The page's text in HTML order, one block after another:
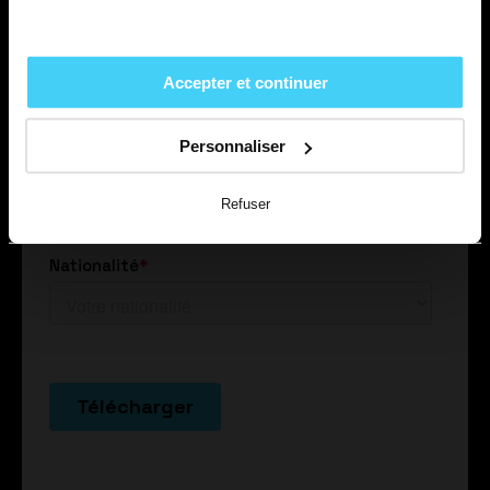
Accepter et continuer
Personnaliser
Refuser